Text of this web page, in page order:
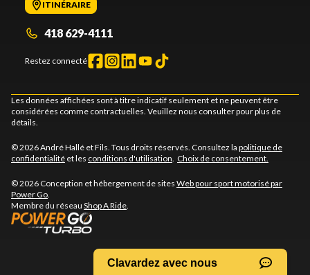
ITINÉRAIRE
418 629-4111
Restez connecté
Les données affichées sont à titre indicatif seulement et ne peuvent être
considérées comme contractuelles. Veuillez nous consulter pour plus de
détails.
© 2026 André Hallé et Fils. Tous droits réservés. Consultez la politique de
confidentialité et les conditions d'utilisation. Choix de consentement.
© 2026 Conception et hébergement de sites Web pour sport motorisé par
Power Go.
Membre du réseau Shop A Ride.